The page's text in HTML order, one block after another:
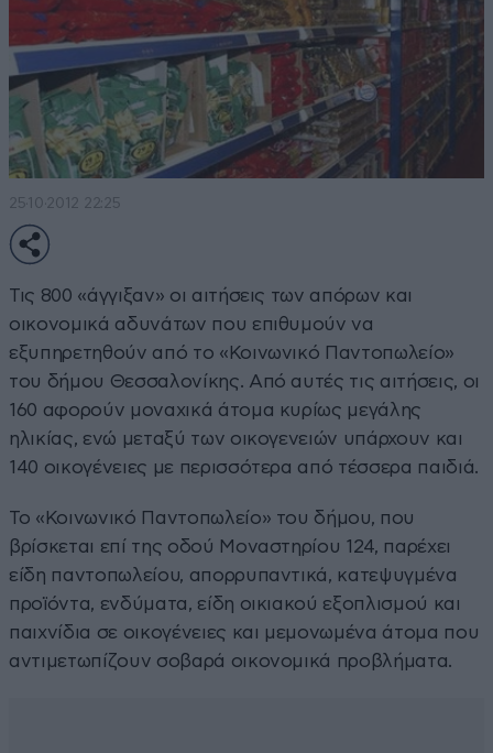
25·10·2012 22:25
Τις 800 «άγγιξαν» οι αιτήσεις των απόρων και
οικονομικά αδυνάτων που επιθυμούν να
εξυπηρετηθούν από το «Κοινωνικό Παντοπωλείο»
του δήμου Θεσσαλονίκης. Από αυτές τις αιτήσεις, οι
160 αφορούν μοναχικά άτομα κυρίως μεγάλης
ηλικίας, ενώ μεταξύ των οικογενειών υπάρχουν και
140 οικογένειες με περισσότερα από τέσσερα παιδιά.
Το «Κοινωνικό Παντοπωλείο» του δήμου, που
βρίσκεται επί της οδού Μοναστηρίου 124, παρέχει
είδη παντοπωλείου, απορρυπαντικά, κατεψυγμένα
προϊόντα, ενδύματα, είδη οικιακού εξοπλισμού και
παιχνίδια σε οικογένειες και μεμονωμένα άτομα που
αντιμετωπίζουν σοβαρά οικονομικά προβλήματα.